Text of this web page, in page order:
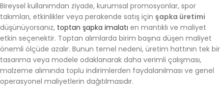
Bireysel kullanımdan ziyade, kurumsal promosyonlar, spor
takımları, etkinlikler veya perakende satış için şapka üretimi
düşünüyorsanız, toptan şapka imalatı en mantıklı ve maliyet
etkin seçenektir. Toptan alımlarda birim başına düşen maliyet
önemli ölçüde azalır. Bunun temel nedeni, üretim hattının tek bir
tasarıma veya modele odaklanarak daha verimli çalışması,
malzeme alımında toplu indirimlerden faydalanılması ve genel
operasyonel maliyetlerin dağıtılmasıdır.